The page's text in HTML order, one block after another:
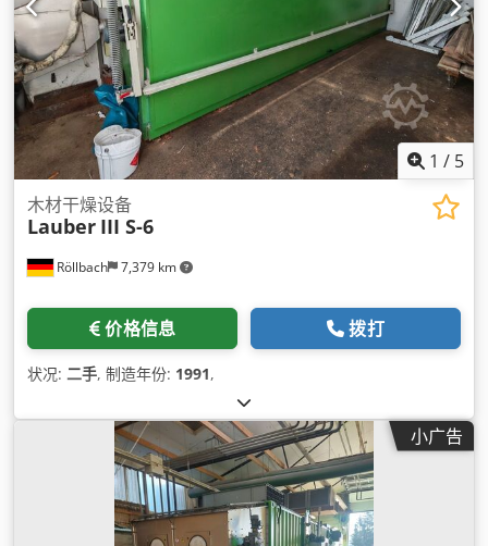
1 / 5
Röllbach 7,379 km
木材干燥设备
Lauber III S-6
价格信息 拨打
状况: 二手, 制造年份: 1991,
小广告